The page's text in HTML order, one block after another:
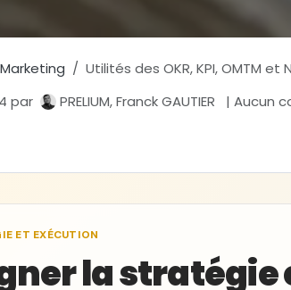
Marketing
Utilités des OKR, KPI, OMTM
par PRELIUM, Franck GAUTIER | Aucun
ET EXÉCUTION
la stratégie